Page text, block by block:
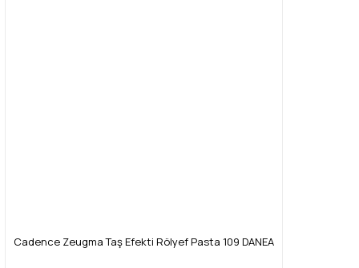
Cadence Zeugma Taş Efekti Rölyef Pasta 109 DANEA